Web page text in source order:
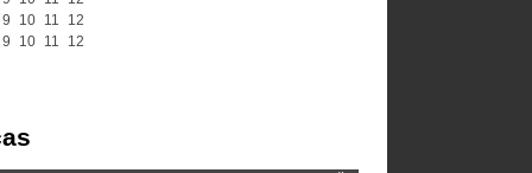
9 10 11
12
9 10 11
12